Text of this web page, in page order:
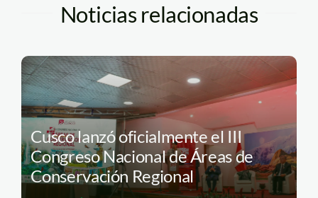
Noticias relacionadas
Cusco lanzó oficialmente el III
Congreso Nacional de Áreas de
Conservación Regional